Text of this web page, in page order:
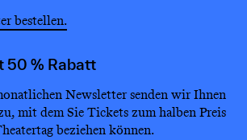
bestellen.
50 % Rabatt
Newsletter senden wir Ihnen
mit dem Sie Tickets zum halben Preis
beziehen können.